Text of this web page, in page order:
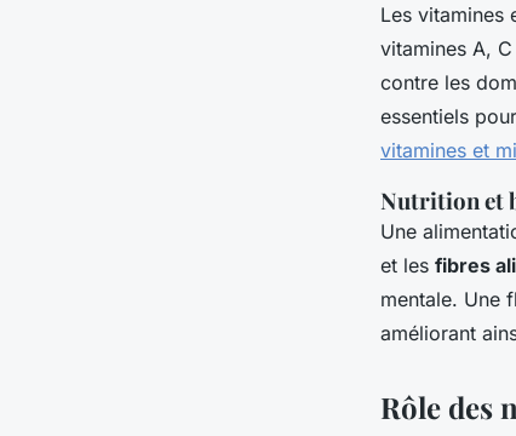
Les vitamines
vitamines A,
contre les
essentiels
vitamines et
Nutrition et
Une
et les fibres
mentale. Une
améliorant
Rôle des